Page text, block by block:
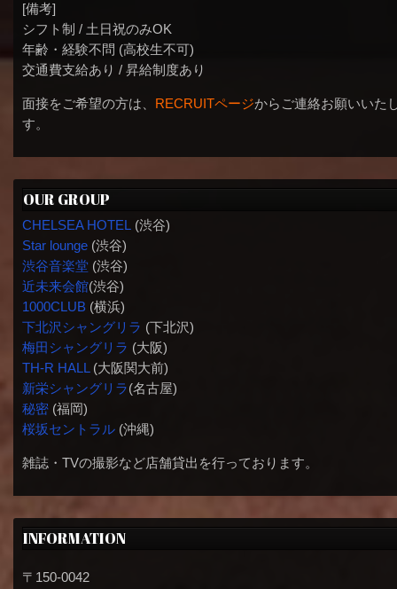
[備考]
シフト制 / 土日祝のみOK
年齢・経験不問 (高校生不可)
交通費支給あり / 昇給制度あり
面接をご希望の方は、 RECRUITページからご連絡お願いいた
す。
OUR GROUP
CHELSEA HOTEL (渋谷)
Star lounge(渋谷)
渋谷音楽堂(渋谷)
近未来会館(渋谷)
1000CLUB(横浜)
下北沢シャングリラ (下北沢)
梅田シャングリラ (大阪)
TH-R HALL(大阪関大前)
新栄シャングリラ(名古屋)
秘密(福岡)
桜坂セントラル(沖縄)
雑誌・TVの撮影など店舗貸出を行っております。
INFORMATION
〒150-0042